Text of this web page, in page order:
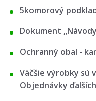
5komorový
Dokument
Ochranný obal -
Väčšie výrobky sú
Objednávky